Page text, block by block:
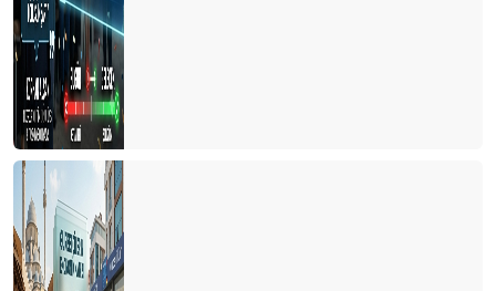
Gastronomide Gelişmeler
PALMİYE
Bardağın Dolu Tarafı
Turizm. Salgın. Savaş. Barış. Umut. Gelecek
Muhteşem turizm rezervlerimizle Marka destinasyonlar
yaratmamız mümkün
Türkiye'nin turizm kapsamında marka yaratabilme potansiyeli
çok yüksek